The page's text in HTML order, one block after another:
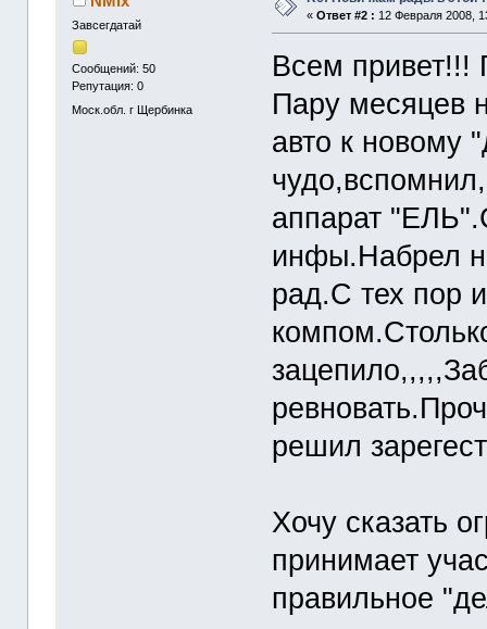
Завсегдатай
Сообщений: 50
Репутация: 0
Моск.обл. г Щербинка
«Ответ #2 : 12 Февраля 2008,
Всем привет!!!
Пару месяцев
авто к новому
аппарат
инфы.Набрел
рад.С тех пор
решил
Хочу сказать
принимает
правильное